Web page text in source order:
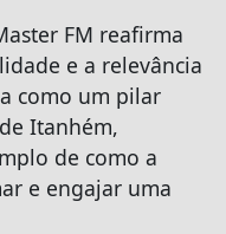
FM reafirma
e a relevância
como um pilar
Itanhém,
de como a
e engajar uma